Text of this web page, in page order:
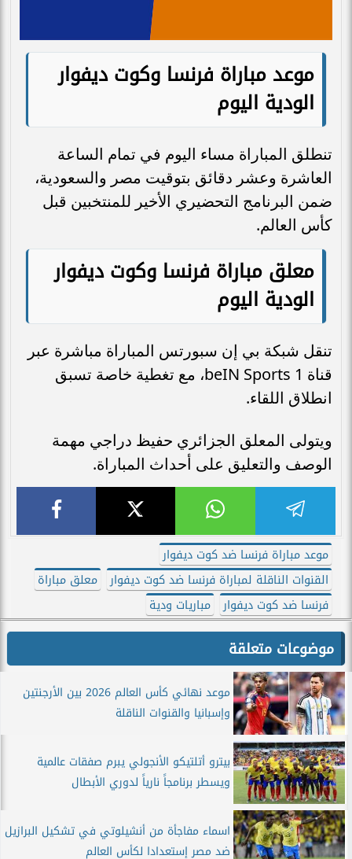
موعد مباراة فرنسا وكوت ديفوار
الودية اليوم
تنطلق المباراة مساء اليوم في تمام الساعة
العاشرة وعشر دقائق بتوقيت مصر والسعودية،
ضمن البرنامج التحضيري الأخير للمنتخبين قبل
كأس العالم.
معلق مباراة فرنسا وكوت ديفوار
الودية اليوم
تنقل شبكة بي إن سبورتس المباراة مباشرة عبر
قناة beIN Sports 1، مع تغطية خاصة تسبق
انطلاق اللقاء.
ويتولى المعلق الجزائري حفيظ دراجي مهمة
الوصف والتعليق على أحداث المباراة.
موعد مباراة فرنسا ضد كوت ديفوار
القنوات الناقلة لمباراة فرنسا ضد كوت ديفوار
معلق مباراة
فرنسا ضد كوت ديفوار
مباريات ودية
موضوعات متعلقة
موعد نهائي كأس العالم 2026 بين الأرجنتين
وإسبانيا والقنوات الناقلة
بيترو أتلتيكو الأنجولي يبرم صفقات عالمية
ويسطر برنامجاً نارياً لدوري الأبطال
اسماء مفاجأة من أنشيلوتي في تشكيل البرازيل
ضد مصر إستعدادا لكأس العالم